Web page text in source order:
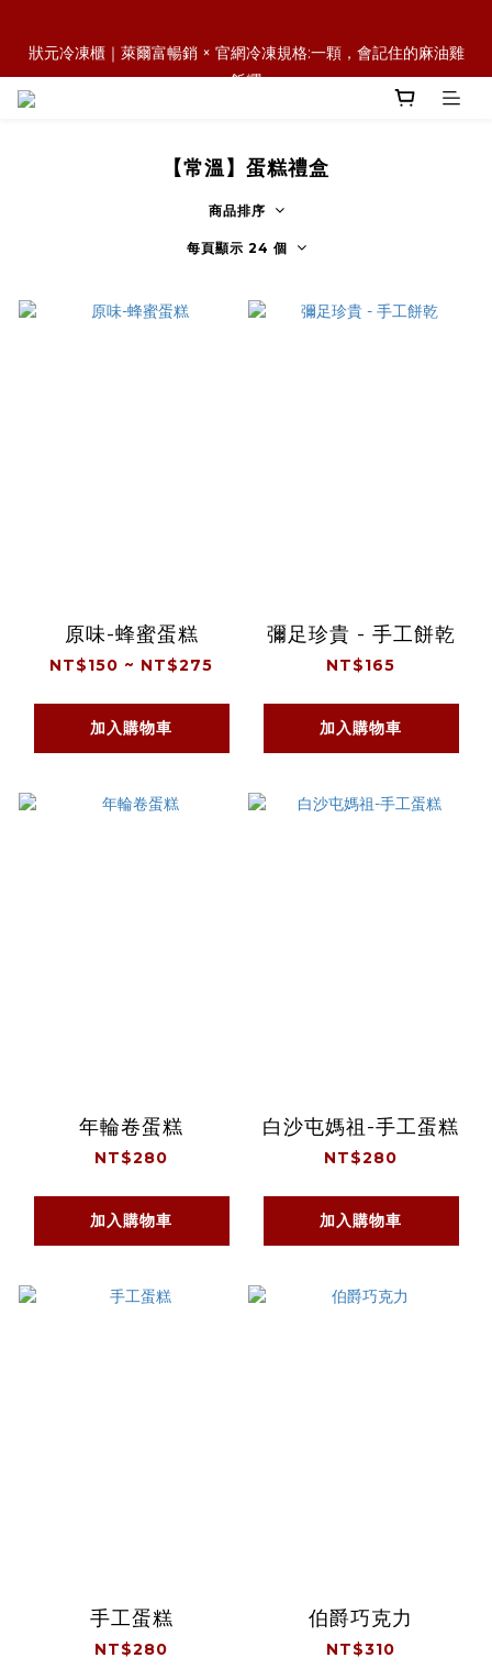
情味
飯糰
【常溫】蛋糕禮盒
商品排序
每頁顯示 24 個
原味-蜂蜜蛋糕
NT$150 ~ NT$275
加入購物車
彌足珍貴 - 手工餅乾
NT$165
加入購物車
年輪卷蛋糕
NT$280
加入購物車
白沙屯媽祖-手工蛋糕
NT$280
加入購物車
手工蛋糕
NT$280
伯爵巧克力
NT$310